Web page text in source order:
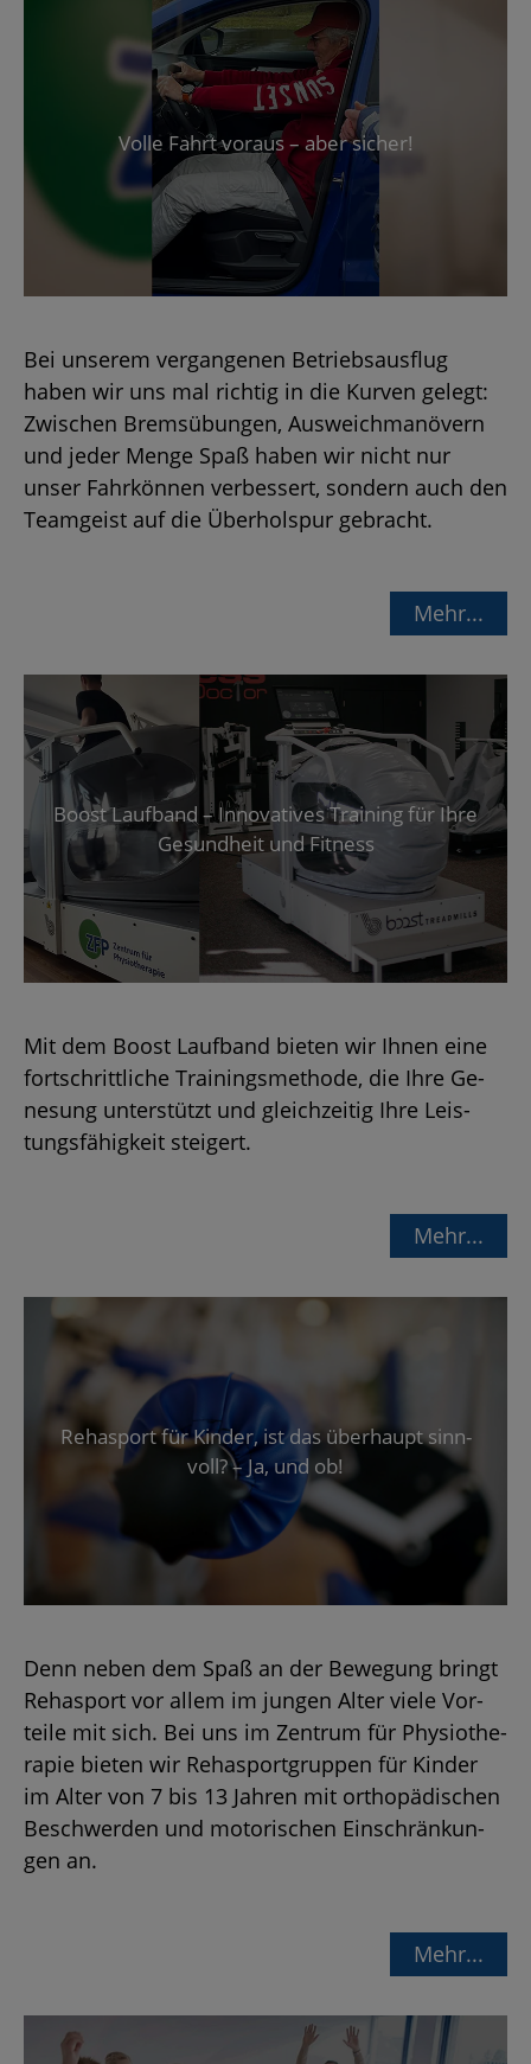
Volle Fahrt vor­aus – aber si­cher!
Bei un­se­rem ver­gan­ge­nen Be­triebs­aus­flug
haben wir uns mal rich­tig in die Kur­ven ge­legt:
Zwi­schen Brems­übun­gen, Aus­weich­ma­nö­vern
und jeder Menge Spaß haben wir nicht nur
unser Fahr­kön­nen ver­bes­sert, son­dern auch den
Team­geist auf die Über­hol­spur ge­bracht.
Mehr...
Boost Lauf­band – In­no­va­ti­ves Trai­ning für Ihre
Ge­sund­heit und Fit­ness
Mit dem Boost Lauf­band bie­ten wir Ihnen eine
fort­schritt­li­che Trai­nings­me­tho­de, die Ihre Ge­
ne­sung un­ter­stützt und gleich­zei­tig Ihre Leis­
tungs­fä­hig­keit stei­gert.
Mehr...
Re­hasport für Kin­der, ist das über­haupt sinn­
voll? – Ja, und ob!
Denn neben dem Spaß an der Be­we­gung bringt
Re­hasport vor allem im jun­gen Alter viele Vor­
tei­le mit sich. Bei uns im Zen­trum für Phy­sio­the­
ra­pie bie­ten wir Re­hasport­grup­pen für Kin­der
im Alter von 7 bis 13 Jah­ren mit or­tho­pä­di­schen
Be­schwer­den und mo­to­ri­schen Ein­schrän­kun­
gen an.
Mehr...